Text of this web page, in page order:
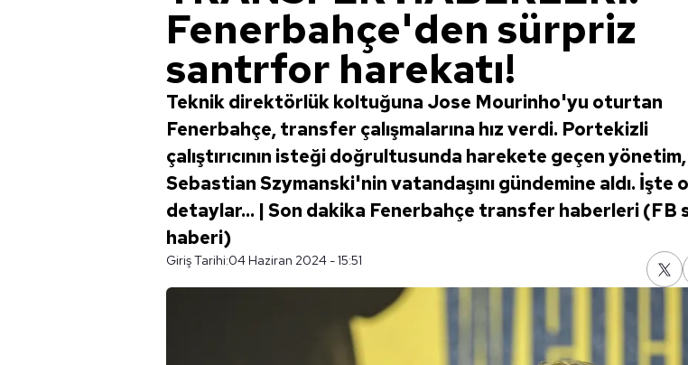
Fenerbahçe'den sürpriz
santrfor harekatı!
Teknik direktörlük koltuğuna Jose Mourinho'yu oturtan
Fenerbahçe, transfer çalışmalarına hız verdi. Portekizli
çalıştırıcının isteği doğrultusunda harekete geçen yönetim,
Sebastian Szymanski'nin vatandaşını gündemine aldı. İşte
detaylar... | Son dakika Fenerbahçe transfer haberleri (FB
haberi)
Giriş Tarihi:04 Haziran 2024 - 15:51